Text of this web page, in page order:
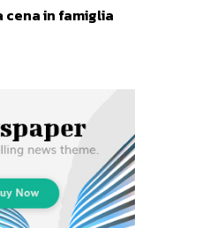
cena in famiglia